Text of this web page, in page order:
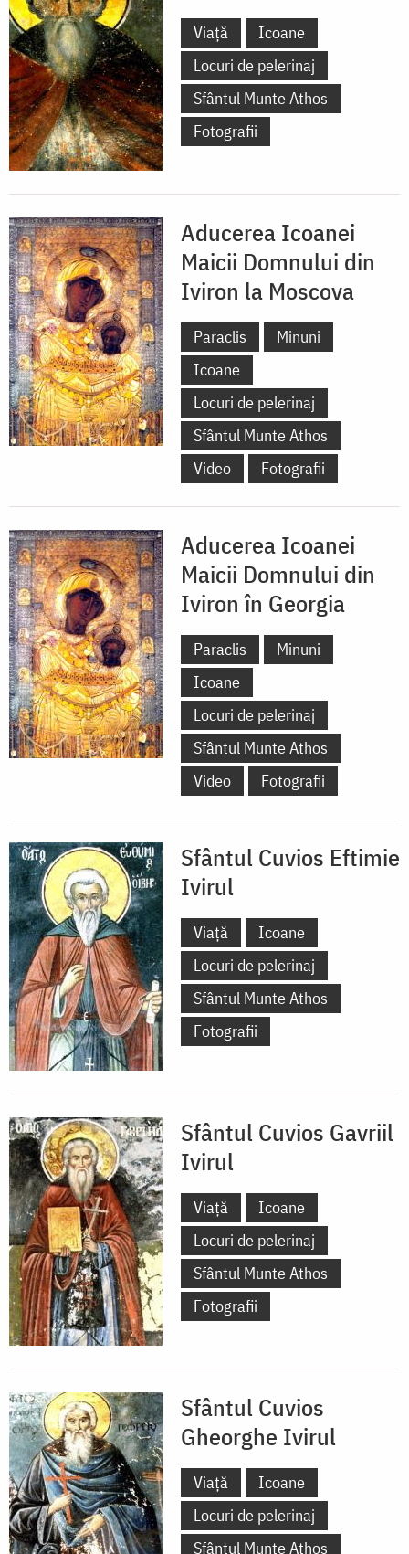
Viață
Icoane
Locuri de pelerinaj
Sfântul Munte Athos
Fotografii
Aducerea Icoanei
Maicii Domnului din
Iviron la Moscova
Paraclis
Minuni
Icoane
Locuri de pelerinaj
Sfântul Munte Athos
Video
Fotografii
Aducerea Icoanei
Maicii Domnului din
Iviron în Georgia
Paraclis
Minuni
Icoane
Locuri de pelerinaj
Sfântul Munte Athos
Video
Fotografii
Sfântul Cuvios Eftimie
Ivirul
Viață
Icoane
Locuri de pelerinaj
Sfântul Munte Athos
Fotografii
Sfântul Cuvios Gavriil
Ivirul
Viață
Icoane
Locuri de pelerinaj
Sfântul Munte Athos
Fotografii
Sfântul Cuvios
Gheorghe Ivirul
Viață
Icoane
Locuri de pelerinaj
Sfântul Munte Athos